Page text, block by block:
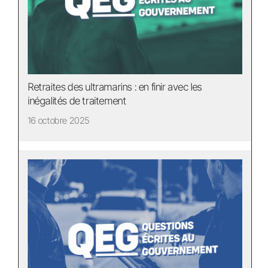
Retraites des ultramarins : en finir avec les
inégalités de traitement
16 octobre 2025